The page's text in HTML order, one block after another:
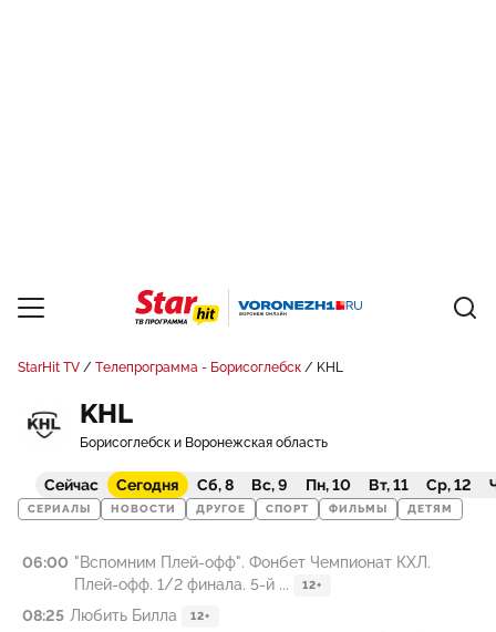
StarHit TV Телепрограмма - Борисоглебск KHL
KHL
Борисоглебск и Воронежская область
Сейчас Сегодня Сб, 8 Вс, 9 Пн, 10 Вт, 11 Ср, 12
СЕРИАЛЫ НОВОСТИ ДРУГОЕ СПОРТ ФИЛЬМЫ ДЕТЯМ
06:00 "Вспомним Плей-офф". Фонбет Чемпионат КХЛ.
Плей-офф. 1/2 финала. 5-й ...
12+
08:25 Любить Билла 12+